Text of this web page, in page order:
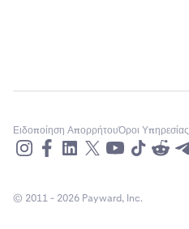
Ειδοποίηση ΑπορρήτουΌροι Υπηρεσίας
© 2011 - 2026 Payward, Inc.